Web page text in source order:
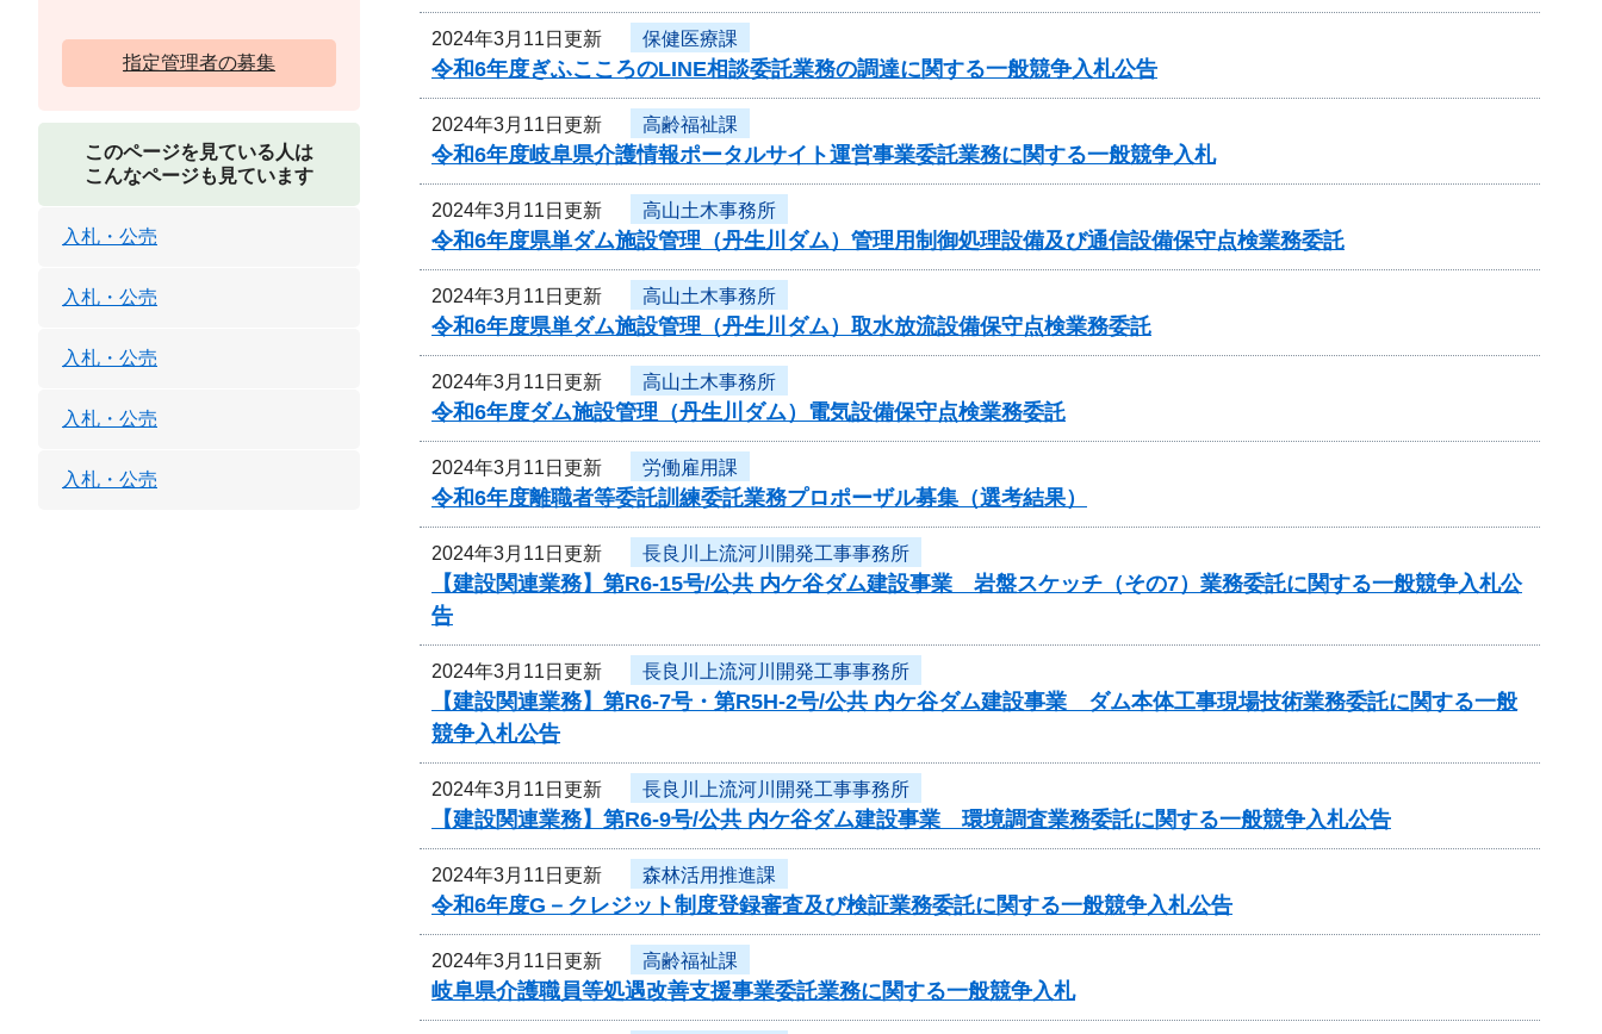
2024年3月11日更新 保健医療課
令和6年度ぎふこころのLINE相談委託業務の調達に関する一般競争入札公告
2024年3月11日更新 高齢福祉課
令和6年度岐阜県介護情報ポータルサイト運営事業委託業務に関する一般競争入札
2024年3月11日更新 高山土木事務所
令和6年度県単ダム施設管理（丹生川ダム）管理用制御処理設備及び通信設備保守点検業務委託
2024年3月11日更新 高山土木事務所
令和6年度県単ダム施設管理（丹生川ダム）取水放流設備保守点検業務委託
2024年3月11日更新 高山土木事務所
令和6年度ダム施設管理（丹生川ダム）電気設備保守点検業務委託
2024年3月11日更新 労働雇用課
令和6年度離職者等委託訓練委託業務プロポーザル募集（選考結果）
2024年3月11日更新 長良川上流河川開発工事事務所
【建設関連業務】第R6-15号/公共 内ケ谷ダム建設事業 岩盤スケッチ（その7）業務委託に関する一般競争入札公
告
2024年3月11日更新 長良川上流河川開発工事事務所
【建設関連業務】第R6-7号・第R5H-2号/公共 内ケ谷ダム建設事業 ダム本体工事現場技術業務委託に関する一般
競争入札公告
2024年3月11日更新 長良川上流河川開発工事事務所
【建設関連業務】第R6-9号/公共 内ケ谷ダム建設事業 環境調査業務委託に関する一般競争入札公告
2024年3月11日更新 森林活用推進課
令和6年度G－クレジット制度登録審査及び検証業務委託に関する一般競争入札公告
2024年3月11日更新 高齢福祉課
岐阜県介護職員等処遇改善支援事業委託業務に関する一般競争入札
指定管理者の募集
このページを見ている人は
こんなページも見ています
入札・公売
入札・公売
入札・公売
入札・公売
入札・公売